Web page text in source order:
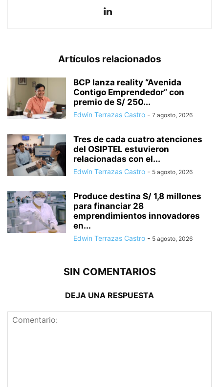
Artículos relacionados
BCP lanza reality “Avenida
Contigo Emprendedor” con
premio de S/ 250...
Edwin Terrazas Castro - 7 agosto, 2026
Tres de cada cuatro atenciones
del OSIPTEL estuvieron
relacionadas con el...
Edwin Terrazas Castro - 5 agosto, 2026
Produce destina S/ 1,8 millones
para financiar 28
emprendimientos innovadores
en...
Edwin Terrazas Castro - 5 agosto, 2026
SIN COMENTARIOS
DEJA UNA RESPUESTA